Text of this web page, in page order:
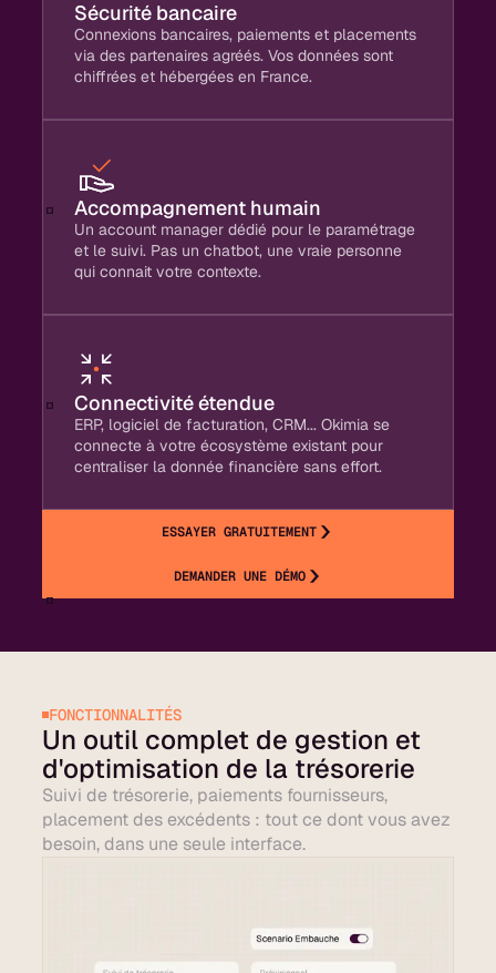
Sécurité bancaire
Connexions bancaires, paiements et placements
via des partenaires agréés. Vos données sont
chiffrées et hébergées en France.
Accompagnement humain
Un account manager dédié pour le paramétrage
et le suivi. Pas un chatbot, une vraie personne
qui connait votre contexte.
Connectivité étendue
ERP, logiciel de facturation, CRM... Okimia se
connecte à votre écosystème existant pour
centraliser la donnée financière sans effort.
ESSAYER GRATUITEMENT
DEMANDER UNE DÉMO
FONCTIONNALITÉS
Un outil complet de gestion et
d'optimisation de la trésorerie
Suivi de trésorerie, paiements fournisseurs,
placement des excédents : tout ce dont vous avez
besoin, dans une seule interface.